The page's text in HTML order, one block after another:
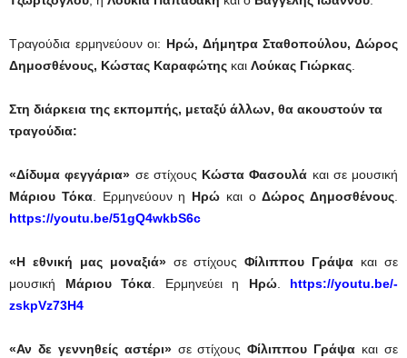
Τραγούδια ερμηνεύουν οι: Ηρώ, Δήμητρα Σταθοπούλου, Δώρος
Δημοσθένους, Κώστας Καραφώτης και Λούκας Γιώρκας.
Στη διάρκεια της εκπομπής, μεταξύ άλλων, θα ακουστούν τα
τραγούδια:
«Δίδυμα φεγγάρια» σε στίχους Κώστα Φασουλά και σε μουσική
Μάριου Τόκα. Ερμηνεύουν η Ηρώ και οΔώρος Δημοσθένους.
https://youtu.be/51gQ4wkbS6c
«Η εθνική μας μοναξιά»σε στίχουςΦίλιππου Γράψα και σε
μουσική Μάριου Τόκα. Ερμηνεύει η Ηρώ. https://youtu.be/-
zskpVz73H4
«Αν δε γεννηθείς αστέρι»σε στίχουςΦίλιππου Γράψα και σε